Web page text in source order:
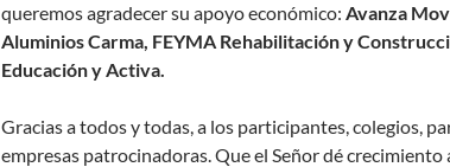
queremos agradecer su apoyo económico: Avanza
Aluminios Carma, FEYMA Rehabilitación y
Educación y Activa.
Gracias a todos y todas, a los participantes, colegios,
empresas patrocinadoras. Que el Señor dé crecimiento